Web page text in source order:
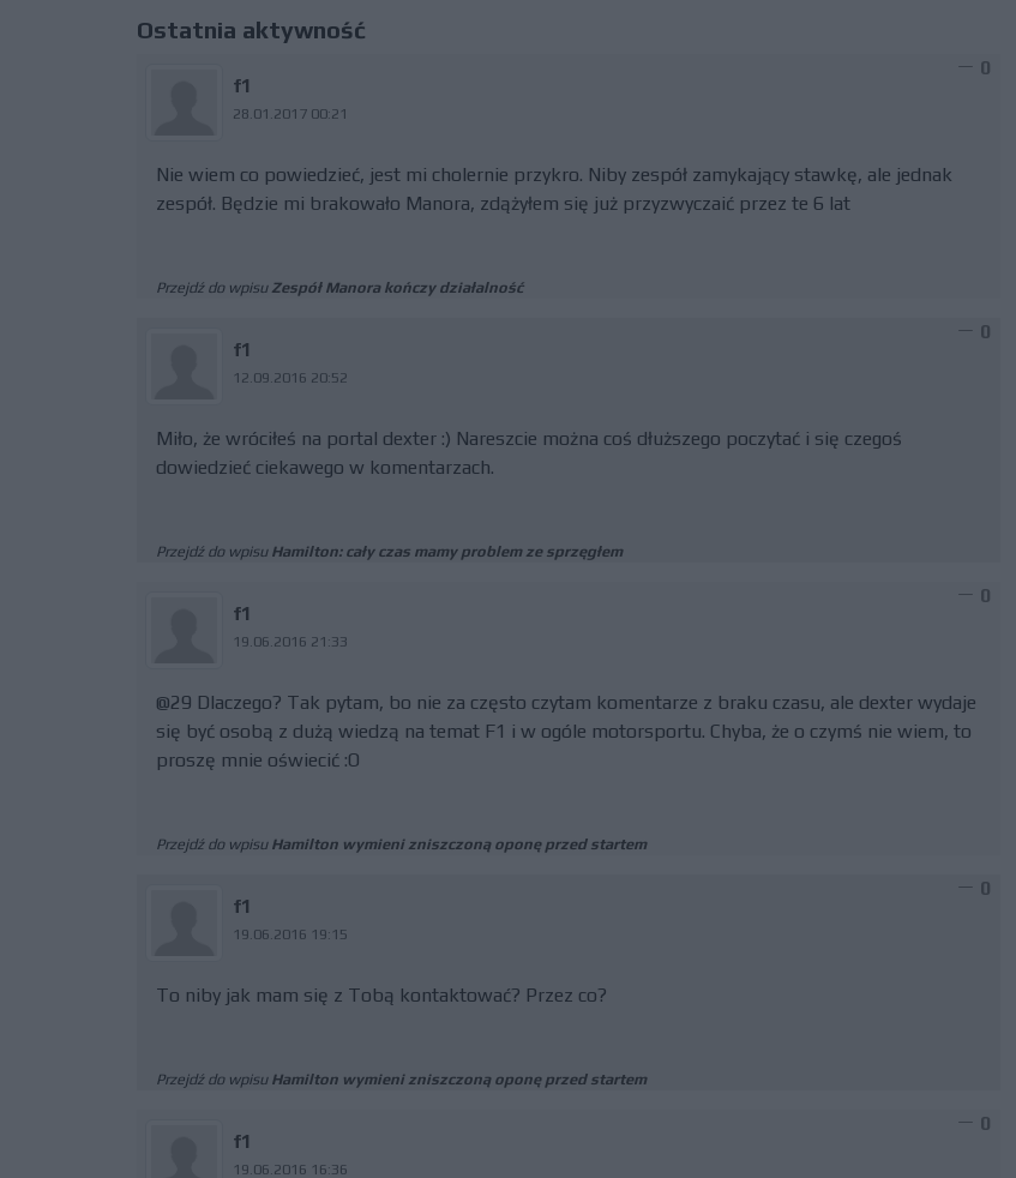
Ostatnia aktywność
f1
28.01.2017 00:21
0
Nie wiem co powiedzieć, jest mi cholernie przykro. Niby zespół zamykający stawkę, ale jednak
zespół. Będzie mi brakowało Manora, zdążyłem się już przyzwyczaić przez te 6 lat
Przejdź do wpisu Zespół Manora kończy działalność
f1
12.09.2016 20:52
0
Miło, że wróciłeś na portal dexter :) Nareszcie można coś dłuższego poczytać i się czegoś
dowiedzieć ciekawego w komentarzach.
Przejdź do wpisu Hamilton: cały czas mamy problem ze sprzęgłem
f1
19.06.2016 21:33
0
@29 Dlaczego? Tak pytam, bo nie za często czytam komentarze z braku czasu, ale dexter wydaje
się być osobą z dużą wiedzą na temat F1 i w ogóle motorsportu. Chyba, że o czymś nie wiem, to
proszę mnie oświecić :O
Przejdź do wpisu Hamilton wymieni zniszczoną oponę przed startem
f1
19.06.2016 19:15
0
To niby jak mam się z Tobą kontaktować? Przez co?
Przejdź do wpisu Hamilton wymieni zniszczoną oponę przed startem
f1
19.06.2016 16:36
0